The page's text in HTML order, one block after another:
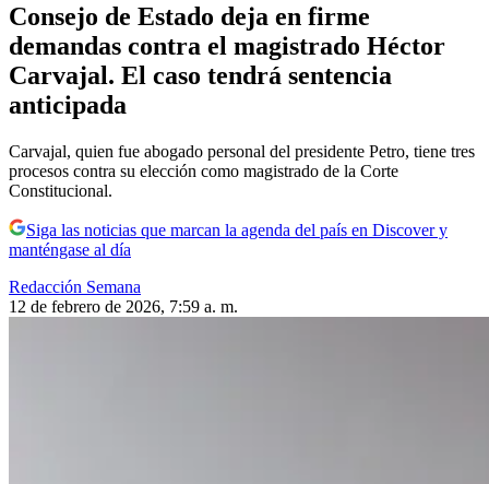
Consejo de Estado deja en firme
demandas contra el magistrado Héctor
Carvajal. El caso tendrá sentencia
anticipada
Carvajal, quien fue abogado personal del presidente Petro, tiene tres
procesos contra su elección como magistrado de la Corte
Constitucional.
Siga las noticias que marcan la agenda del país en Discover y
manténgase al día
Redacción Semana
12 de febrero de 2026, 7:59 a. m.